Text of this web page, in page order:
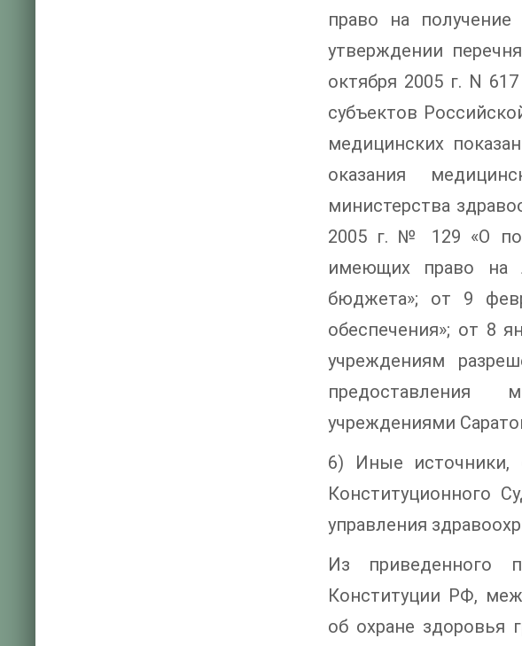
право на
утверждении
октября 2005 г. N
субъектов
медицинских
оказания
министерства
2005 г. № 129 «О
имеющих право на
бюджета»; от 9
обеспечения»; от 8
учреждениям
предоставления
учреждениями
6) Иные источники,
Конституционного
управления
Из приведенного
Конституции РФ,
об охране здоровья